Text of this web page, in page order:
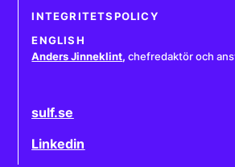
INTEGRITETSPOLICY
ENGLISH
Anders Jinneklint, chefredaktör och
sulf.se
Linkedin